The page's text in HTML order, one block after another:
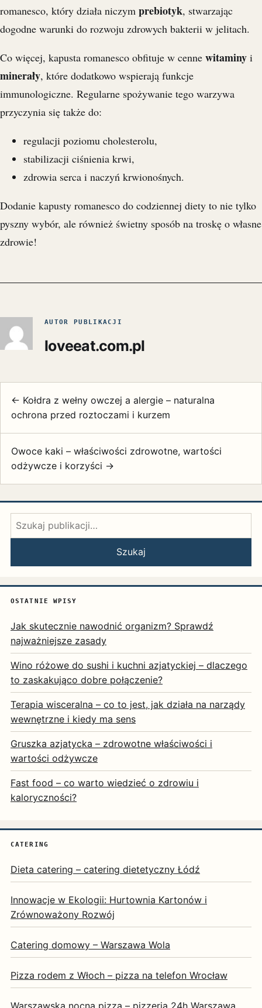
romanesco, który działa niczym prebiotyk, stwarzając
dogodne warunki do rozwoju zdrowych bakterii w jelitach.
Co więcej, kapusta romanesco obfituje w cenne witaminy i
minerały, które dodatkowo wspierają funkcje
immunologiczne. Regularne spożywanie tego warzywa
przyczynia się także do:
regulacji poziomu cholesterolu,
stabilizacji ciśnienia krwi,
zdrowia serca i naczyń krwionośnych.
Dodanie kapusty romanesco do codziennej diety to nie tylko
pyszny wybór, ale również świetny sposób na troskę o własne
zdrowie!
AUTOR PUBLIKACJI
loveeat.com.pl
← Kołdra z wełny owczej a alergie – naturalna
ochrona przed roztoczami i kurzem
Owoce kaki – właściwości zdrowotne, wartości
odżywcze i korzyści →
Szukaj:
Szukaj
OSTATNIE WPISY
Jak skutecznie nawodnić organizm? Sprawdź
najważniejsze zasady
Wino różowe do sushi i kuchni azjatyckiej – dlaczego
to zaskakująco dobre połączenie?
Terapia wisceralna – co to jest, jak działa na narządy
wewnętrzne i kiedy ma sens
Gruszka azjatycka – zdrowotne właściwości i
wartości odżywcze
Fast food – co warto wiedzieć o zdrowiu i
kaloryczności?
CATERING
Dieta catering – catering dietetyczny Łódź
Innowacje w Ekologii: Hurtownia Kartonów i
Zrównoważony Rozwój
Catering domowy – Warszawa Wola
Pizza rodem z Włoch – pizza na telefon Wrocław
Warszawska nocna pizza – pizzeria 24h Warszawa.